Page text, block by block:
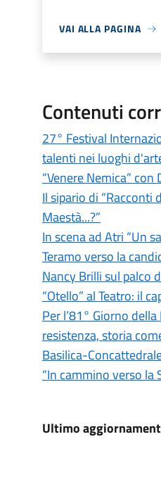
VAI ALLA PAGINA
Contenuti
27° Festival
talenti nei luoghi
“Venere Nemica”
Il sipario di “Racconti
Maestà...?”
In scena ad Atri “Un
Teramo verso la
Nancy Brilli sul palco
“Otello” al Teatro: il
Per l’81° Giorno
resistenza, storia
Basilica-
“In cammino verso
Ultimo